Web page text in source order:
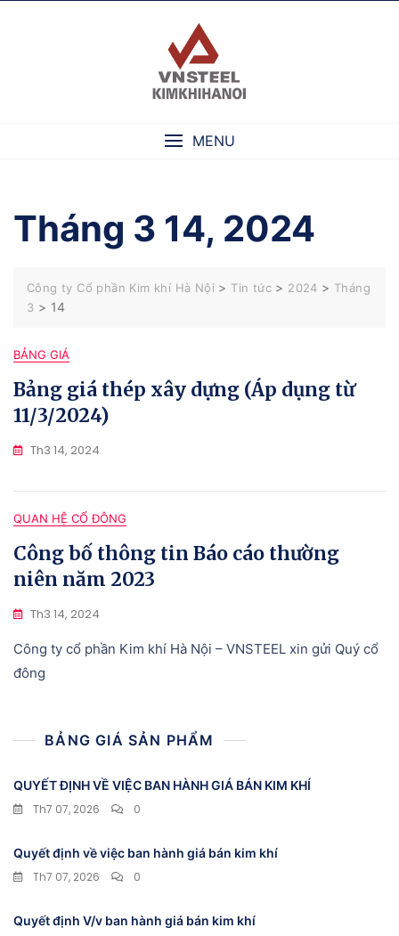
MENU
Tháng 3 14, 2024
Công ty Cổ phần Kim khí Hà Nội > Tin tức > 2024 > Tháng
3 > 14
BẢNG GIÁ
Bảng giá thép xây dựng (Áp dụng từ
11/3/2024)
Th3 14, 2024
QUAN HỆ CỔ ĐÔNG
Công bố thông tin Báo cáo thường
niên năm 2023
Th3 14, 2024
Công ty cổ phần Kim khí Hà Nội – VNSTEEL xin gửi Quý cổ
đông
BẢNG GIÁ SẢN PHẨM
QUYẾT ĐỊNH VỀ VIỆC BAN HÀNH GIÁ BÁN KIM KHÍ
Th7 07, 2026
0
Quyết định về việc ban hành giá bán kim khí
Th7 07, 2026
0
Quyết định V/v ban hành giá bán kim khí